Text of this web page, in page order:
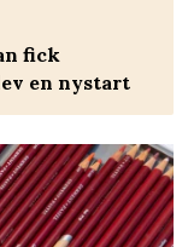
fick
en nystart